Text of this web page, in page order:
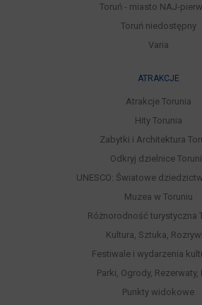
Toruń - miasto NAJ-
Toruń niedostępny
Varia
ATRAKCJE
Atrakcje Torunia
Hity Torunia
Zabytki i Architektura
Odkryj dzielnice
UNESCO: Światowe
Muzea w Toruniu
Różnorodność turystyczna
Kultura, Sztuka,
Festiwale i wydarzenia
Parki, Ogrody, Rezerwaty,
Punkty widokowe